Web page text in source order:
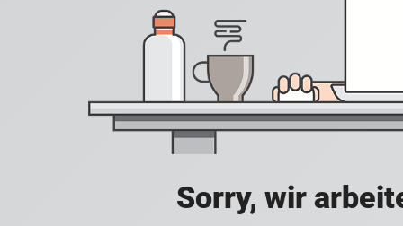
Sorry, wir